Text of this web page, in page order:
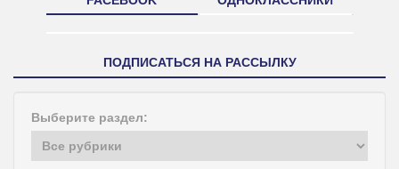
ПОДПИСАТЬСЯ НА РАССЫЛКУ
Выберите раздел: